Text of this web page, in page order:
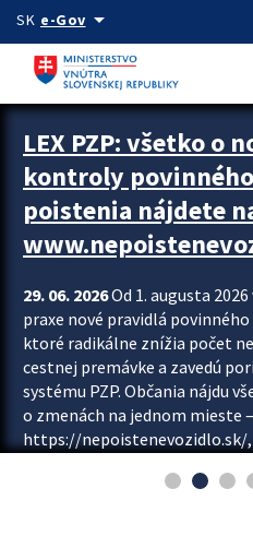
Preskocit na hlavný obsah
SK e-Govarrow_drop_down
Zastavit automatický posun upútavok
LEX PZP: všetko o
kontroly
poistenia nájdete
29. 06. 2026Od 1. augusta
praxe nové pravidlá
ktoré radikálne znížia počet
cestnej premávke a zavedú
systému PZP. Občania nájdu
o zmenách na jednom
https://nepoistenevozidlo.sk/
asociácie poisťovní (SLASPO)